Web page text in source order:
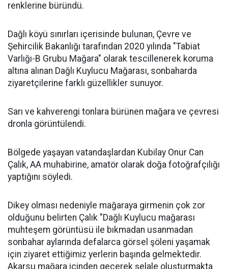
renklerine büründü.
Dağlı köyü sınırları içerisinde bulunan, Çevre ve
Şehircilik Bakanlığı tarafından 2020 yılında "Tabiat
Varlığı-B Grubu Mağara" olarak tescillenerek koruma
altına alınan Dağlı Kuylucu Mağarası, sonbaharda
ziyaretçilerine farklı güzellikler sunuyor.
Sarı ve kahverengi tonlara bürünen mağara ve çevresi
dronla görüntülendi.
Bölgede yaşayan vatandaşlardan Kubilay Onur Can
Çalık, AA muhabirine, amatör olarak doğa fotoğrafçılığı
yaptığını söyledi.
Dikey olması nedeniyle mağaraya girmenin çok zor
olduğunu belirten Çalık "Dağlı Kuylucu mağarası
muhteşem görüntüsü ile bıkmadan usanmadan
sonbahar aylarında defalarca görsel şöleni yaşamak
için ziyaret ettiğimiz yerlerin başında gelmektedir.
Akarsu mağara içinden geçerek şelale oluşturmakta